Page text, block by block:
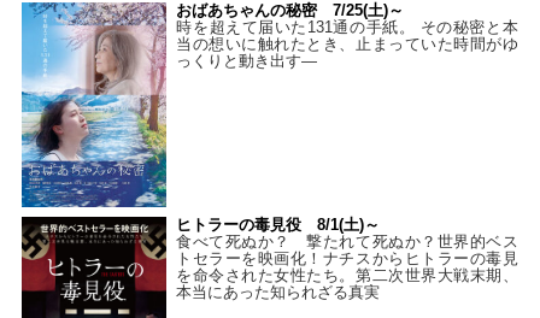
おばあちゃんの秘密 7/25(土)～
時を超えて届いた131通の手紙。 その秘密と本
当の想いに触れたとき、止まっていた時間がゆ
っくりと動き出す―
ヒトラーの毒見役 8/1(土)～
食べて死ぬか？ 撃たれて死ぬか？世界的ベス
トセラーを映画化！ナチスからヒトラーの毒見
を命令された女性たち。第二次世界大戦末期、
本当にあった知られざる真実